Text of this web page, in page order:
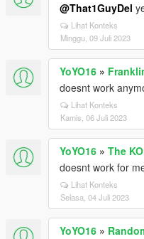
@That1GuyDel
Lihat Konteks
Minggu, 09 Juli 2023
YoYO16 »
doesnt work
Lihat Konteks
Kamis, 06 Juli 2023
YoYO16 » The
doesnt work for
Lihat Konteks
Selasa, 04 Juli 2023
YoYO16 »